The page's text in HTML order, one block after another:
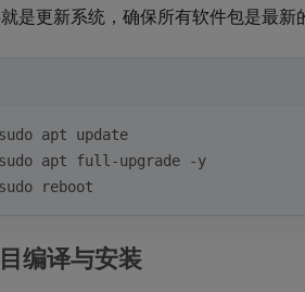
是更新系统，确保所有软件包是最新
sudo apt update
sudo apt full-upgrade -y
sudo reboot
编译与安装